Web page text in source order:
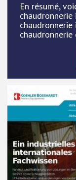
En résumé,